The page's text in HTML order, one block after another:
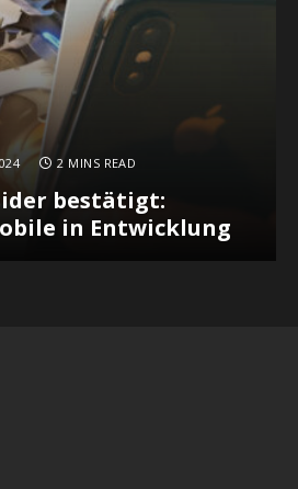
2 MINS READ
bestätigt:
in Entwicklung